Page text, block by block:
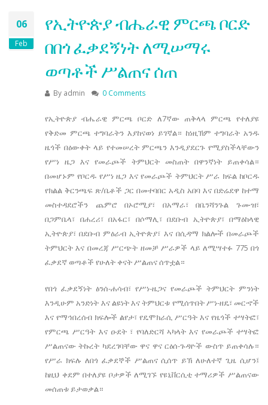
06
Feb
የኢትዮጵያ ብሔራዊ ምርጫ ቦርድ
በበጎ ፈቃደኝነት ለሚሠማሩ
ወጣቶች ሥልጠና ሰጠ
By admin 0 Comments
የኢትዮጵያ ብሔራዊ ምርጫ ቦርድ ለ7ኛው ጠቅላላ ምርጫ የተለያዩ
የቅድመ ምርጫ ተግባራትን እያከናወነ ይገኛል። ከነዚኽም ተግባራት አንዱ
ዜጎች በዕውቀት ላይ የተመሠረት ምርጫን እንዲያደርጉ የሚያስችላቸውን
የሥነ ዜጋ እና የመራጮች ትምህርት መስጠት በዋንኛነት ይጠቀሳል።
በመሆኑም የቦርዱ የሥነ ዜጋ እና የመራጮች ትምህርት ሥራ ክፍል ከቦርዱ
የክልል ቅርንጫፍ ጽ/ቤቶች ጋር በመተባበር አዲስ አበባ እና በድሬደዋ ከተማ
መስተዳደሮችን ጨምሮ በኦሮሚያ፣ በአማራ፣ በቤንሻንጉል ጉሙዝ፣
በጋምቤላ፣ በሐረሪ፣ በአፋር፣ በሶማሊ፣ በደቡብ ኢትዮጵያ፣ በማዕከላዊ
ኢትዮጵያ፣ በደቡብ ምዕራብ ኢትዮጵያ፣ እና በሲዳማ ክልሎች በመራጮች
ትምህርት እና በመረጃ ሥርጭት ዘመቻ ሥራዎች ላይ ለሚሣተፉ 775 በጎ
ፈቃደኛ ወጣቶች የሁለት ቀናት ሥልጠና ሰጥቷል።
የበጎ ፈቃደኝነት ፅንሰ-ሐሳብ፣ የሥነ-ዜጋና የመራጮች ትምህርት ምንነት
እንዲሁም አንድነት እና ልዩነት እና ትምህርቱ የሚሰጥበት ሥነ-ዘዴ፣ መርኆች
እና የማኅበረሰብ ክፍሎች ልየታ፣ የዴሞክራሲ ሥርዓት እና የዜጎች ተሣትፎ፣
የምርጫ ሥርዓት እና ዑደት ፣ የባለድርሻ ኣካላት እና የመራጮች ተሣትፎ
ሥልጠናው ትኩረት ካደረገባቸው ዋና ዋና ርዕሰ-ጉዳዮች ውስጥ ይጠቀሳሉ።
የሥራ ክፍሉ ለበጎ ፈቃደኞች ሥልጠና ሲሰጥ ይኽ ለሁለተኛ ጊዜ ሲሆን፤
ከዚህ ቀደም በተለያዩ ቦታዎች ለሚገኙ የዩኒቨርሲቲ ተማሪዎች ሥልጠናው
መሰጠቱ ይታወቃል።